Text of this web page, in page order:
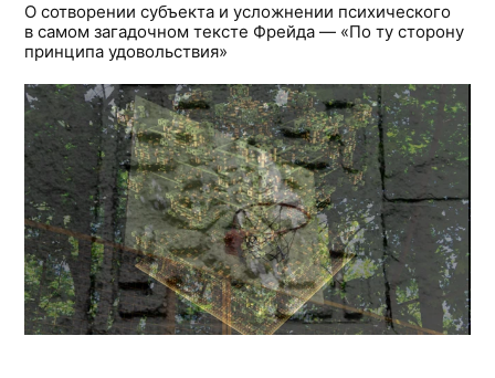
О сотворении субъекта и усложнении психического
в самом загадочном тексте Фрейда — «По ту сторону
принципа удовольствия»